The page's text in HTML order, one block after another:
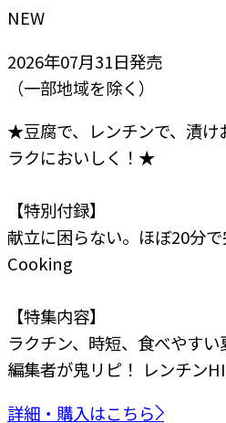
NEW
2026年07月31日発売
（一部地域を除く）
★豆腐で、レンチンで、漬け
ラクにおいしく！★
【特別付録】
献立に困らない。ほぼ20分
Cooking
【特集内容】
ラクチン、時短、食べやすい
編集者が鬼リピ！ レンチン
詳細・購入はこちら